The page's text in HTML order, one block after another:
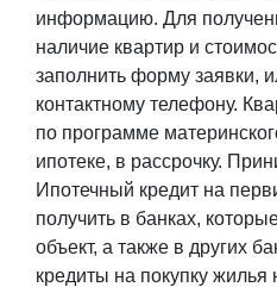
информацию. Для
наличие квартир и
заполнить форму заявки,
контактному телефону.
по программе
ипотеке, в рассрочку.
Ипотечный кредит на
получить в банках,
объект, а также в других
кредиты на покупку